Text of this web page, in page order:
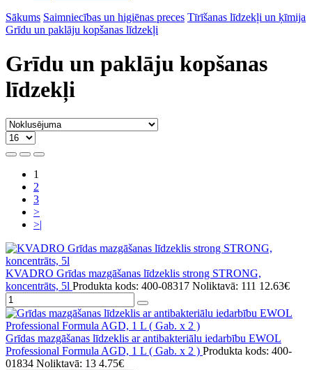
Sākums Saimniecības un higiēnas preces Tīrīšanas līdzekļi un ķīmija
Grīdu un paklāju kopšanas līdzekļi
Grīdu un paklāju kopšanas
līdzekļi
1
2
3
>
>|
KVADRO Grīdas mazgāšanas līdzeklis strong STRONG,
koncentrāts, 5l Produkta kods: 400-08317 Noliktavā: 111 12.63€
Grīdas mazgāšanas līdzeklis ar antibakteriālu iedarbību EWOL
Professional Formula AGD, 1 L ( Gab. x 2 ) Produkta kods: 400-
01834 Noliktavā: 13 4.75€